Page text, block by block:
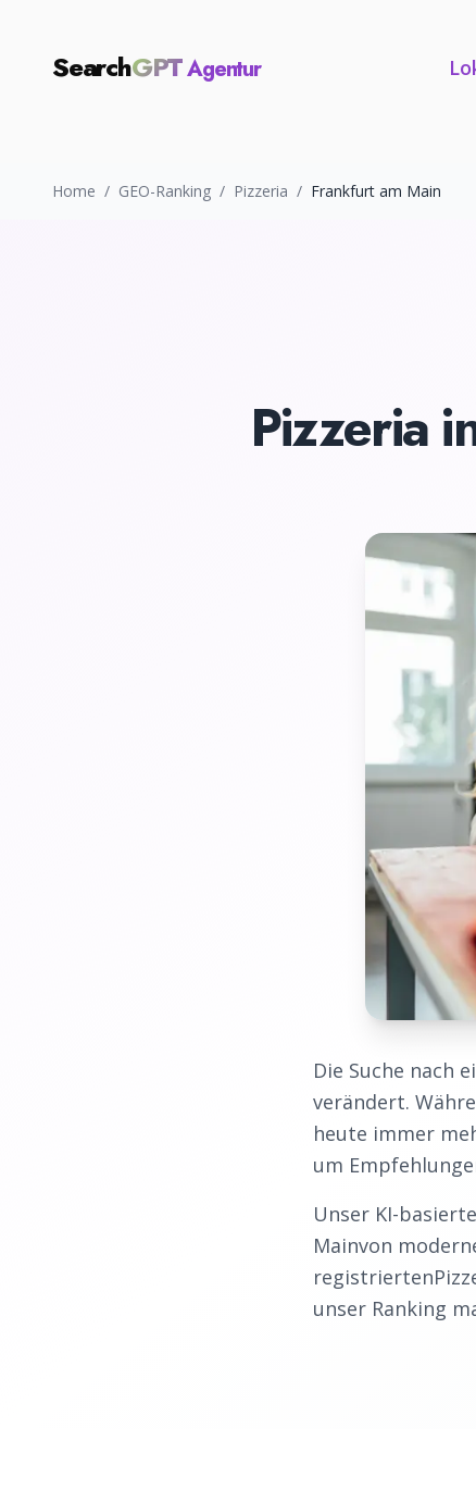
SearchGPTAgentur
Home / GEO-Ranking / Pizzeria / Frankfurt am Main
Pizzeria
Die Suche nach
verändert.
heute immer
um
Unser KI-
Mainvon
registrierten
unser Ranking